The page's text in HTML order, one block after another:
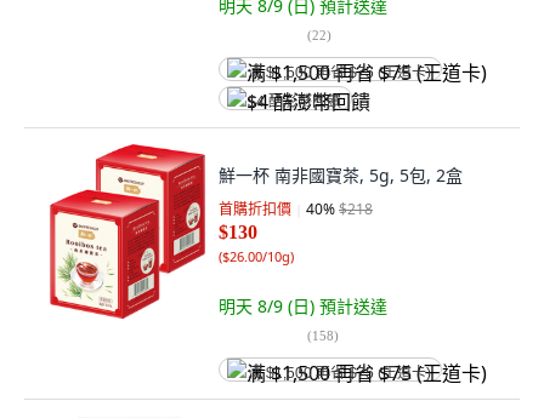
明天 8/9 (日) 預計送達
(22)
满 $1,500 再省 $75 (王道卡)
$4 酷澎幣回饋
鮮一杯 南非國寶茶, 5g, 5包, 2盒
首購折扣價 40%$218
$130
($26.00/10g)
明天 8/9 (日) 預計送達
(158)
满 $1,500 再省 $75 (王道卡)